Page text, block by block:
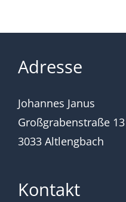
Adresse
Johannes Janus
Großgrabenstraße 13
3033 Altlengbach
Kontakt